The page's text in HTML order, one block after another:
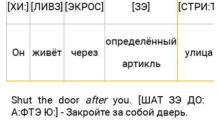
[ХИ:] [ЛИВЗ] [ЭКРОС] [ЗЭ]
Он живёт через
определённый
артикль
улица
Shut the door afteryou. [ШАТ ЗЭ ДО:
А:ФТЭ Ю:] - Закройте за собой дверь.